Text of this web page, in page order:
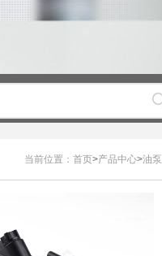
当前位置： 首页>产品中心>油泵